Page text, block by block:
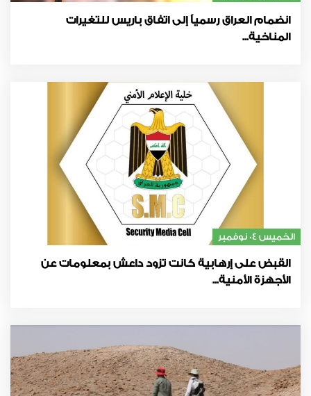
انضمام العراق رسمياً إلى اتفاق باريس للتغيرات
المناخية...
الخميس 04 نوفمبر
القبض على إرهابية كانت تزود داعش بمعلومات عن
الأجهزة الأمنية...